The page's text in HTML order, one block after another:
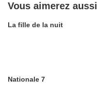
Vous aimerez aussi
La fille de la nuit
Nationale 7